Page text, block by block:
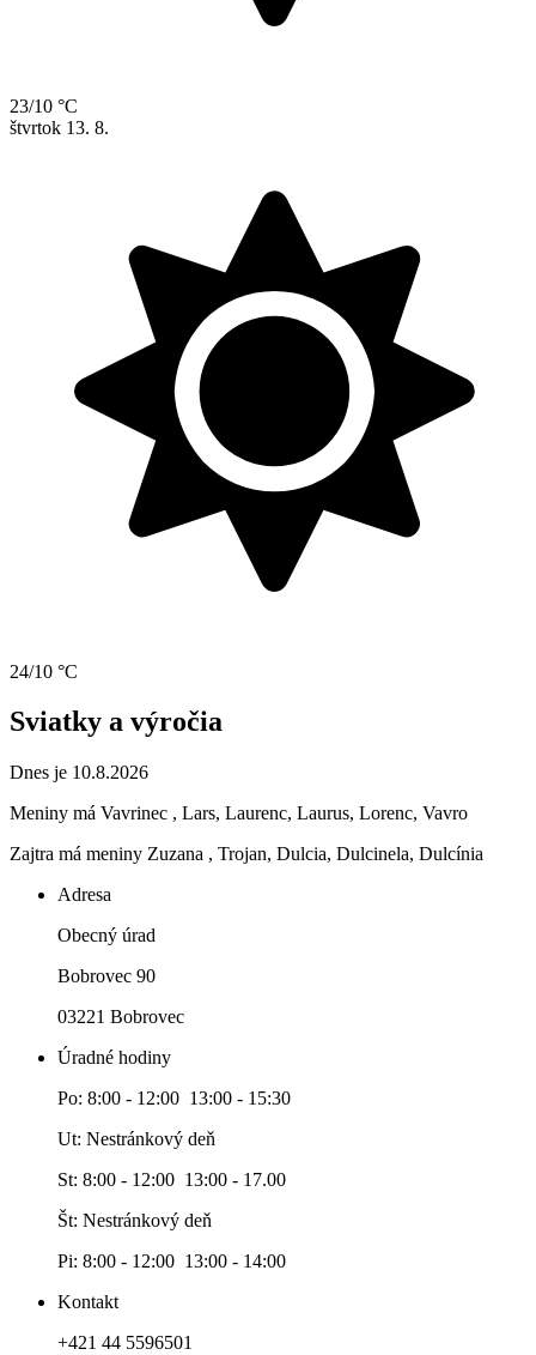
23/10 °C
štvrtok 13. 8.
24/10 °C
Sviatky a výročia
Dnes je 10.8.2026
Meniny má Vavrinec , Lars, Laurenc, Laurus, Lorenc, Vavro
Zajtra má meniny Zuzana , Trojan, Dulcia, Dulcinela, Dulcínia
Adresa
Obecný úrad
Bobrovec 90
03221 Bobrovec
Úradné hodiny
Po: 8:00 - 12:00 13:00 - 15:30
Ut: Nestránkový deň
St: 8:00 - 12:00 13:00 - 17.00
Št: Nestránkový deň
Pi: 8:00 - 12:00 13:00 - 14:00
Kontakt
+421 44 5596501